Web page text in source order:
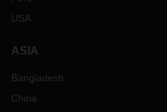
USA
ASIA
Bangladesh
China